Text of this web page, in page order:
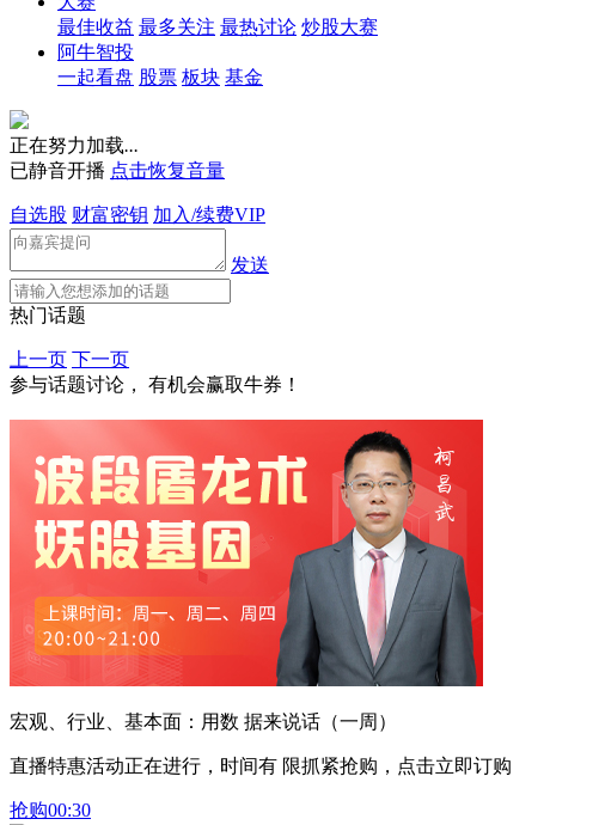
最佳收益 最多关注 最热讨论 炒股大赛
阿牛智投
一起看盘 股票 板块 基金
正在努力加载...
已静音开播 点击恢复音量
自选股 财富密钥 加入/续费VIP
发送
热门话题
上一页 下一页
参与话题讨论， 有机会赢取牛券！
宏观、行业、基本面：用数 据来说话（一周）
直播特惠活动正在进行，时间有 限抓紧抢购，点击立即订购
抢购00:30